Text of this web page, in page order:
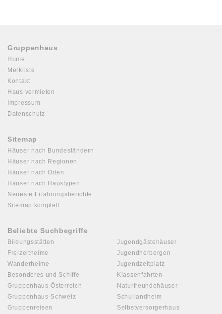
Gruppenhaus
Home
Merkliste
Kontakt
Haus vermieten
Impressum
Datenschutz
Sitemap
Häuser nach Bundesländern
Häuser nach Regionen
Häuser nach Orten
Häuser nach Haustypen
Neueste Erfahrungsberichte
Sitemap komplett
Beliebte Suchbegriffe
Bildungsstätten
Freizeitheime
Wanderheime
Besonderes und Schiffe
Gruppenhaus-Österreich
Gruppenhaus-Schweiz
Gruppenreisen
Jugendgästehäuser
Jugendherbergen
Jugendzeltplatz
Klassenfahrten
Naturfreundehäuser
Schullandheim
Selbstversorgerhaus